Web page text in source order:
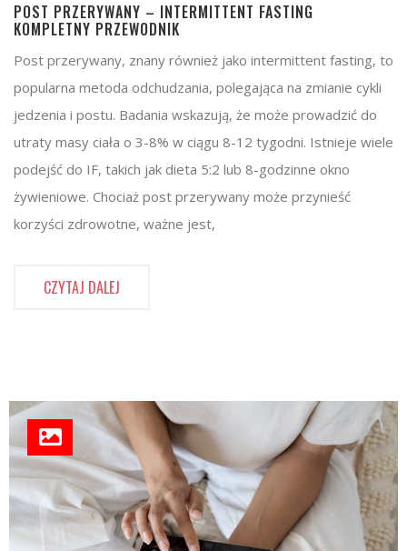
POST PRZERYWANY – INTERMITTENT FASTING
KOMPLETNY PRZEWODNIK
Post przerywany, znany również jako intermittent fasting, to
popularna metoda odchudzania, polegająca na zmianie cykli
jedzenia i postu. Badania wskazują, że może prowadzić do
utraty masy ciała o 3-8% w ciągu 8-12 tygodni. Istnieje wiele
podejść do IF, takich jak dieta 5:2 lub 8-godzinne okno
żywieniowe. Chociaż post przerywany może przynieść
korzyści zdrowotne, ważne jest,
CZYTAJ DALEJ